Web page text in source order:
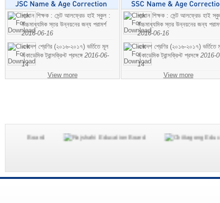
প্রধান শিক্ষক : সেন্ট আলফ্রেড হাই স্কুল :
উচ্চমাধ্যমিক স্তর উন্নয়নের জন্য পরামর্শ
2016-06-16
একাদশ শ্রেণির (২০১৬-২০১৭) ভর্তিতে মূল
একাডেমিক ট্রান্সক্রিপ্ট প্রসঙ্গে 2016-06-
14
View more
প্রধান শিক্ষক : সেন্ট আলফ্রেড হাই
উচ্চমাধ্যমিক স্তর উন্নয়নের জন্য
2016-06-16
একাদশ শ্রেণির (২০১৬-২০১৭) ভর্তিতে
একাডেমিক ট্রান্সক্রিপ্ট প্রসঙ্গে 2016-
14
View more